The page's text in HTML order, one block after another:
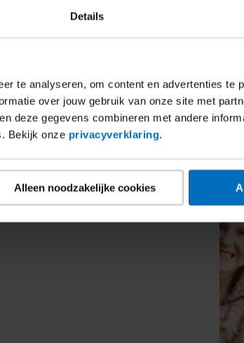
Details
te analyseren, om content en advertenties te
over jouw gebruik van onze site met
deze gegevens combineren met andere
Bekijk onze privacyverklaring.
Alleen noodzakelijke cookies